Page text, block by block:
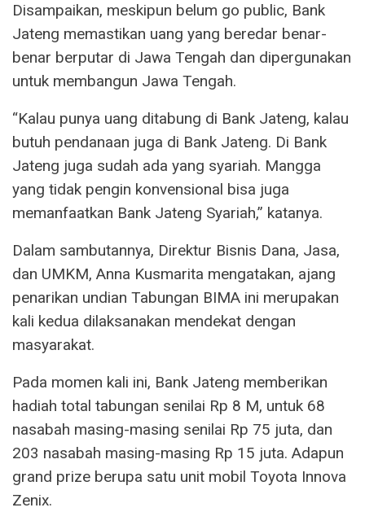
Disampaikan, meskipun belum go public, Bank
Jateng memastikan uang yang beredar benar-
benar berputar di Jawa Tengah dan dipergunakan
untuk membangun Jawa Tengah.
“Kalau punya uang ditabung di Bank Jateng, kalau
butuh pendanaan juga di Bank Jateng. Di Bank
Jateng juga sudah ada yang syariah. Mangga
yang tidak pengin konvensional bisa juga
memanfaatkan Bank Jateng Syariah,” katanya.
Dalam sambutannya, Direktur Bisnis Dana, Jasa,
dan UMKM, Anna Kusmarita mengatakan, ajang
penarikan undian Tabungan BIMA ini merupakan
kali kedua dilaksanakan mendekat dengan
masyarakat.
Pada momen kali ini, Bank Jateng memberikan
hadiah total tabungan senilai Rp 8 M, untuk 68
nasabah masing-masing senilai Rp 75 juta, dan
203 nasabah masing-masing Rp 15 juta. Adapun
grand prize berupa satu unit mobil Toyota Innova
Zenix.